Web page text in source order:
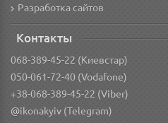
Разработка сайтов
Контакты
068-389-45-22 (Киевстар)
050-061-72-40 (Vodafone)
+38-068-389-45-22 (Viber)
@ikonakyiv (Telegram)